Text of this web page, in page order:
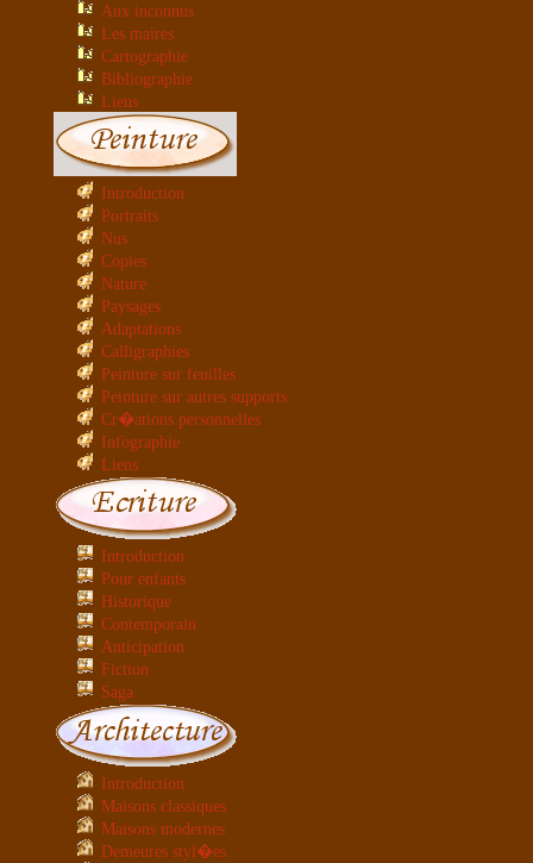
Aux inconnus
Les maires
Cartographie
Bibliographie
Liens
Introduction
Portraits
Nus
Copies
Nature
Paysages
Adaptations
Calligraphies
Peinture sur feuilles
Peinture sur autres supports
Cr�ations personnelles
Infographie
Liens
Introduction
Pour enfants
Historique
Contemporain
Anticipation
Fiction
Saga
Introduction
Maisons classiques
Maisons modernes
Demeures styl�es